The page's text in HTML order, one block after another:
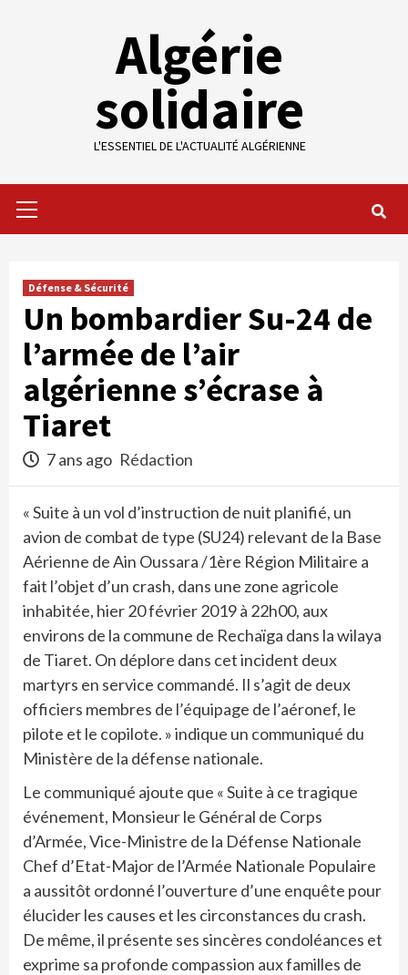
Algérie
solidaire
L'ESSENTIEL DE L'ACTUALITÉ ALGÉRIENNE
Menu
Défense & Sécurité
Un bombardier Su-24 de
l’armée de l’air
algérienne s’écrase à
Tiaret
7 ans ago Rédaction
« Suite à un vol d’instruction de nuit planifié, un
avion de combat de type (SU24) relevant de la Base
Aérienne de Ain Oussara /1ère Région Militaire a
fait l’objet d’un crash, dans une zone agricole
inhabitée, hier 20 février 2019 à 22h00, aux
environs de la commune de Rechaïga dans la wilaya
de Tiaret. On déplore dans cet incident deux
martyrs en service commandé. Il s’agit de deux
officiers membres de l’équipage de l’aéronef, le
pilote et le copilote. » indique un communiqué du
Ministère de la défense nationale.
Le communiqué ajoute que « Suite à ce tragique
événement, Monsieur le Général de Corps
d’Armée, Vice-Ministre de la Défense Nationale
Chef d’Etat-Major de l’Armée Nationale Populaire
a aussitôt ordonné l’ouverture d’une enquête pour
élucider les causes et les circonstances du crash.
De même, il présente ses sincères condoléances et
exprime sa profonde compassion aux familles de